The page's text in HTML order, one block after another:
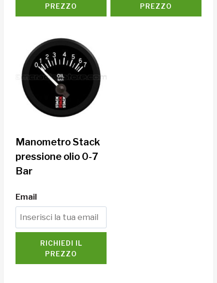
PREZZO
PREZZO
Manometro Stack
pressione olio 0-7
Bar
Email
RICHIEDI IL
PREZZO